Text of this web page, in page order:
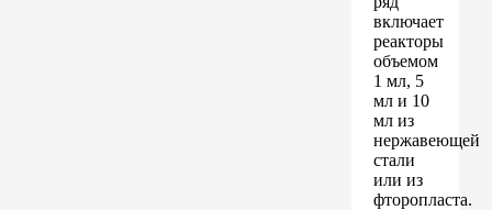
включает
реакторы
объемом
1 мл, 5
мл и 10
мл из
нержавеющей
стали
или из
фторопласта.